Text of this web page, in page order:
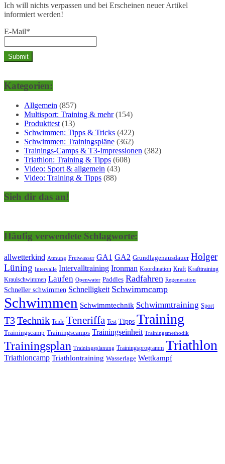
Ich will nichts verpassen und bei Erscheinen neuer Artikel
informiert werden!
E-Mail*
Kategorien:
Allgemein (857)
Multisport: Training & mehr(154)
Produkttest (13)
Schwimmen: Tipps & Tricks (422)
Schwimmen: Trainingspläne (362)
Trainings-Camps & T3-Impressionen (382)
Triathlon: Training & Tipps (608)
Video: Sport & allgemein (43)
Video: Training & Tipps (88)
Sieh dir das an!
Häufig verwendete Schlagworte:
allwetterkind Atmung Freiwasser GA1 GA2 Grundlagenausdauer Holger
Lüning Intervalle Intervalltraining Ironman Koordination Kraft Krafttraining
Kraulschwimmen Laufen Openwater Paddles Radfahren Regeneration
Schneller schwimmen Schnelligkeit Schwimmcamp
Schwimmen Schwimmtechnik Schwimmtraining Sport
T3Technik Teide Teneriffa Test Tipps Training
Trainingscamp Trainingscamps Trainingseinheit Trainingsmethodik
Trainingsplan Trainingsplanung Trainingsprogramm Triathlon
Triathloncamp Triathlontraining Wasserlage Wettkampf